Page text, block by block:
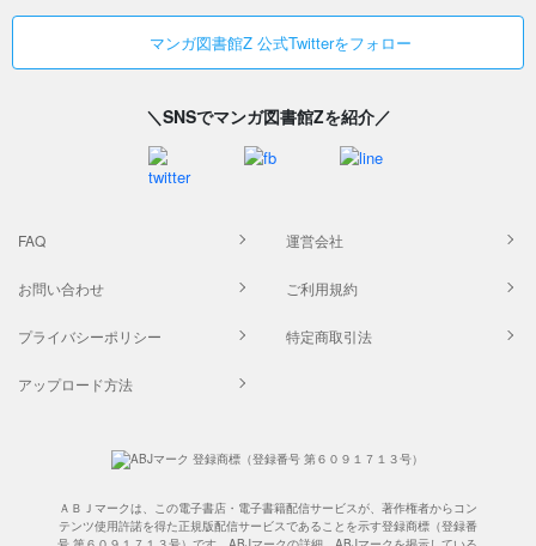
マンガ図書館Z 公式Twitterをフォロー
＼SNSでマンガ図書館Zを紹介／
FAQ 運営会社
お問い合わせ ご利用規約
プライバシーポリシー 特定商取引法
アップロード方法
ＡＢＪマークは、この電子書店・電子書籍配信サービスが、著作権者からコン
テンツ使用許諾を得た正規版配信サービスであることを示す登録商標（登録番